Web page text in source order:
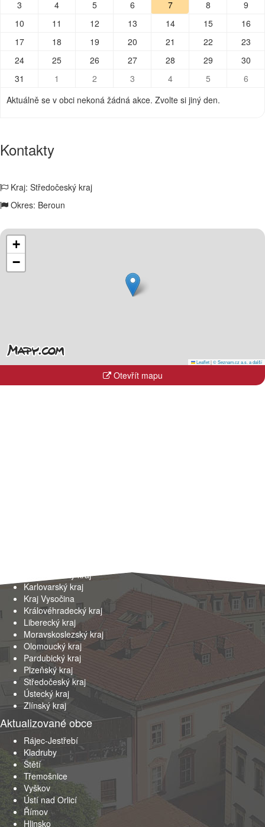
3
4 5 6 7 8
9
10
11 12 13 14 15
16
17
18 19 20 21 22
23
24
25 26 27 28 29
30
31
1 2 3 4 5
6
Aktuálně se v obci nekoná žádná akce. Zvolte si jiný den.
Kontakty
Kraj: Středočeský kraj
Okres: Beroun
+
−
Leaflet|© Seznam.cz a.s. a další
Otevřít mapu
Jihomoravský kraj
Karlovarský kraj
Kraj Vysočina
Královéhradecký kraj
Liberecký kraj
Moravskoslezský kraj
Olomoucký kraj
Pardubický kraj
Plzeňský kraj
Středočeský kraj
Ústecký kraj
Zlínský kraj
Aktualizované obce
Rájec-Jestřebí
Kladruby
Štětí
Třemošnice
Vyškov
Ústí nad Orlicí
Římov
Hlinsko